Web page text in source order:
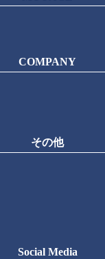
COMPANY
その他
Social Media